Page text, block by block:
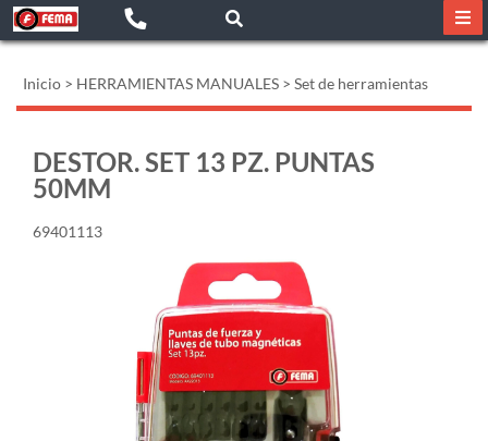
Inicio > HERRAMIENTAS MANUALES > Set de herramientas
DESTOR. SET 13 PZ. PUNTAS
50MM
69401113